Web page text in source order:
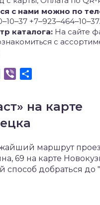
с нами можно по
+7‒923‒464‒10‒37.
каталога: На сайте
с
VK Viber
на карте
маршрут
69 на карте
способ добраться до